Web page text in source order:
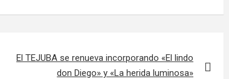
El TEJUBA se renueva incorporando «El lindo
don Diego» y «La herida luminosa»